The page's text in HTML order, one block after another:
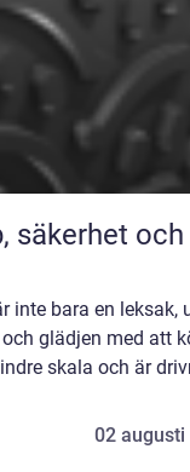
inte bara en leksak,
glädjen med att
skala och är
02 augusti